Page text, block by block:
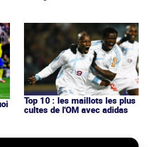
Top 10 : les maillots les plus
cultes de l'OM avec adidas